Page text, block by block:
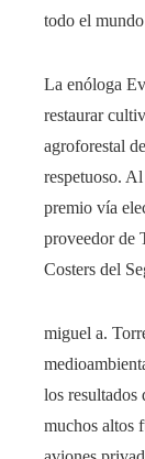
todo el
La enóloga
restaurar
agroforestal
respetuoso.
premio vía
proveedor de
Costers del
miguel a.
los resultados
muchos altos